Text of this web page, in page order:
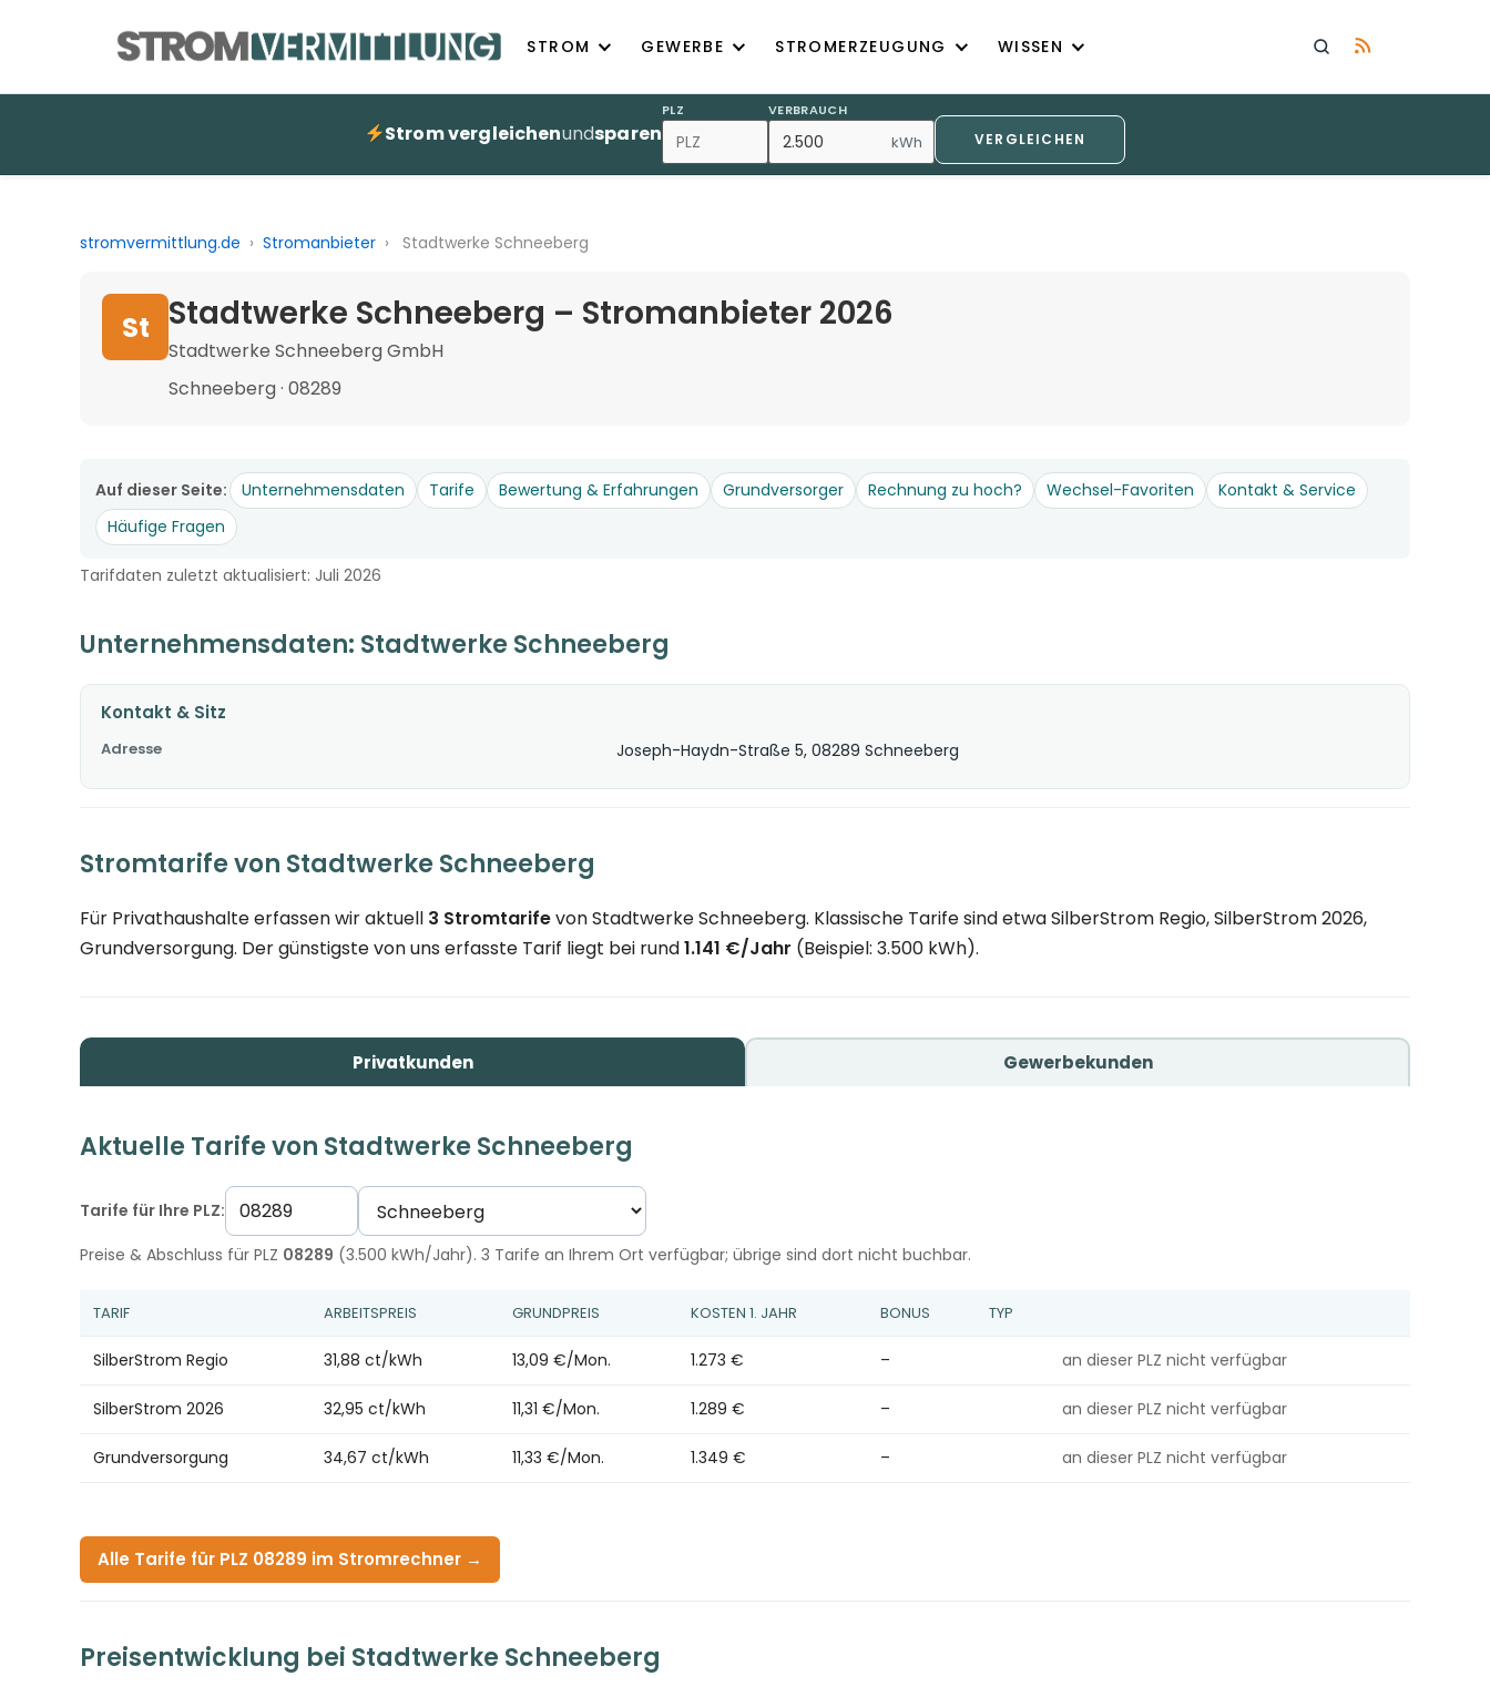
STROM GEWERBE STROMERZEUGUNG WISSEN
Strom vergleichenundsparen
PLZ VERBRAUCH
kWh VERGLEICHEN
stromvermittlung.de › Stromanbieter › Stadtwerke Schneeberg
St Stadtwerke Schneeberg – Stromanbieter 2026
Stadtwerke Schneeberg GmbH
Schneeberg · 08289
Auf dieser Seite: Unternehmensdaten Tarife Bewertung & Erfahrungen Grundversorger Rechnung zu hoch? Wechsel-Favoriten
Kontakt & Service
Häufige Fragen
Tarifdaten zuletzt aktualisiert: Juli 2026
Unternehmensdaten: Stadtwerke Schneeberg
Kontakt & Sitz
Adresse Joseph-Haydn-Straße 5, 08289 Schneeberg
Stromtarife von Stadtwerke Schneeberg
Für Privathaushalte erfassen wir aktuell 3 Stromtarifevon Stadtwerke Schneeberg. Klassische Tarife sind etwa SilberStrom Regio, SilberStrom 2026,
Grundversorgung. Der günstigste von uns erfasste Tarif liegt bei rund1.141 €/Jahr (Beispiel: 3.500 kWh).
Privatkunden Gewerbekunden
Aktuelle Tarife von Stadtwerke Schneeberg
Tarife für Ihre PLZ:
Preise & Abschluss für PLZ 08289 (3.500 kWh/Jahr). 3 Tarife an Ihrem Ort verfügbar; übrige sind dort nicht buchbar.
TARIF ARBEITSPREIS GRUNDPREIS KOSTEN 1. JAHR BONUS TYP
SilberStrom Regio 31,88 ct/kWh 13,09 €/Mon. 1.273 € – an dieser PLZ nicht verfügbar
SilberStrom 2026 32,95 ct/kWh 11,31 €/Mon. 1.289 € – an dieser PLZ nicht verfügbar
Grundversorgung 34,67 ct/kWh 11,33 €/Mon. 1.349 € – an dieser PLZ nicht verfügbar
Alle Tarife für PLZ 08289 im Stromrechner →
Preisentwicklung bei Stadtwerke Schneeberg